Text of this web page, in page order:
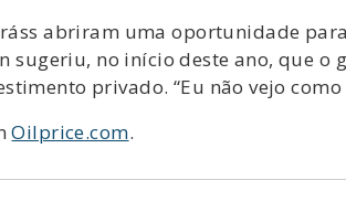
abriram uma oportunidade
sugeriu, no início deste ano, que
privado. “Eu não vejo
Oilprice.com.